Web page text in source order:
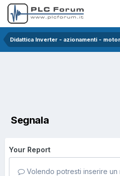
Didattica Inverter - azionamenti -
Segnala
Your Report
Volendo potresti inserire un